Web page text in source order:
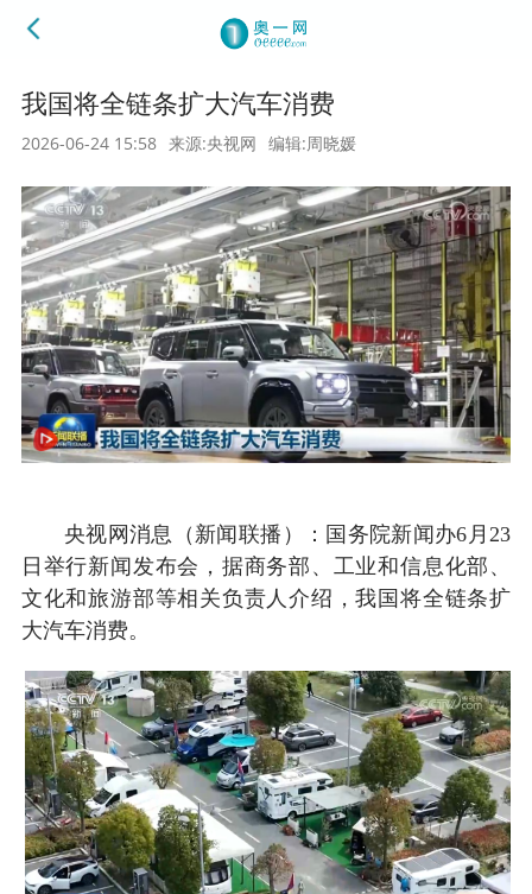
我国将全链条扩大汽车消费
2026-06-24 15:58 来源:央视网 编辑:周晓媛
央视网消息（新闻联播）：国务院新闻办6月23
日举行新闻发布会，据商务部、工业和信息化部、
文化和旅游部等相关负责人介绍，我国将全链条扩
大汽车消费。